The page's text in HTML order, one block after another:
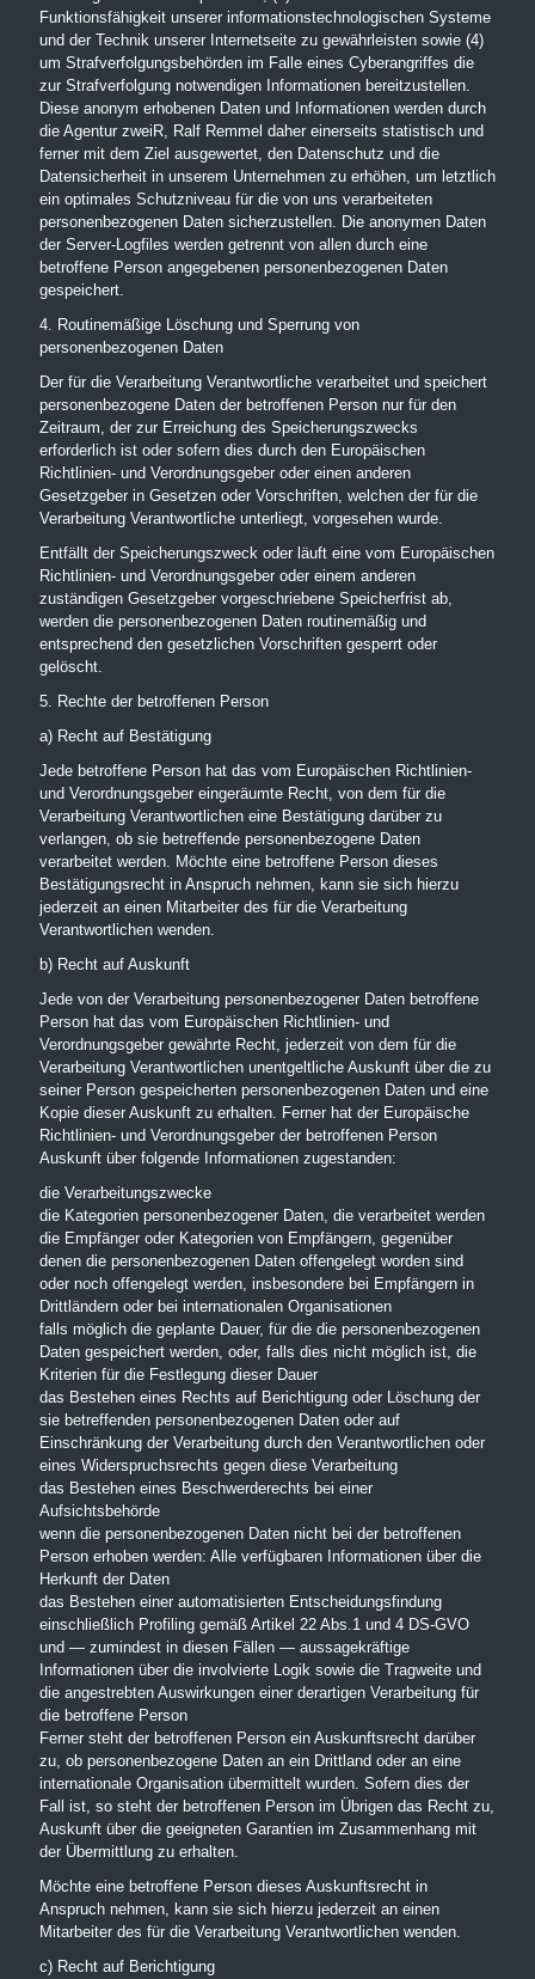
Funktionsfähigkeit unserer informationstechnologischen Systeme
und der Technik unserer Internetseite zu gewährleisten sowie (4)
um Strafverfolgungsbehörden im Falle eines Cyberangriffes die
zur Strafverfolgung notwendigen Informationen bereitzustellen.
Diese anonym erhobenen Daten und Informationen werden durch
die Agentur zweiR, Ralf Remmel daher einerseits statistisch und
ferner mit dem Ziel ausgewertet, den Datenschutz und die
Datensicherheit in unserem Unternehmen zu erhöhen, um letztlich
ein optimales Schutzniveau für die von uns verarbeiteten
personenbezogenen Daten sicherzustellen. Die anonymen Daten
der Server-Logfiles werden getrennt von allen durch eine
betroffene Person angegebenen personenbezogenen Daten
gespeichert.
4. Routinemäßige Löschung und Sperrung von
personenbezogenen Daten
Der für die Verarbeitung Verantwortliche verarbeitet und speichert
personenbezogene Daten der betroffenen Person nur für den
Zeitraum, der zur Erreichung des Speicherungszwecks
erforderlich ist oder sofern dies durch den Europäischen
Richtlinien- und Verordnungsgeber oder einen anderen
Gesetzgeber in Gesetzen oder Vorschriften, welchen der für die
Verarbeitung Verantwortliche unterliegt, vorgesehen wurde.
Entfällt der Speicherungszweck oder läuft eine vom Europäischen
Richtlinien- und Verordnungsgeber oder einem anderen
zuständigen Gesetzgeber vorgeschriebene Speicherfrist ab,
werden die personenbezogenen Daten routinemäßig und
entsprechend den gesetzlichen Vorschriften gesperrt oder
gelöscht.
5. Rechte der betroffenen Person
a) Recht auf Bestätigung
Jede betroffene Person hat das vom Europäischen Richtlinien-
und Verordnungsgeber eingeräumte Recht, von dem für die
Verarbeitung Verantwortlichen eine Bestätigung darüber zu
verlangen, ob sie betreffende personenbezogene Daten
verarbeitet werden. Möchte eine betroffene Person dieses
Bestätigungsrecht in Anspruch nehmen, kann sie sich hierzu
jederzeit an einen Mitarbeiter des für die Verarbeitung
Verantwortlichen wenden.
b) Recht auf Auskunft
Jede von der Verarbeitung personenbezogener Daten betroffene
Person hat das vom Europäischen Richtlinien- und
Verordnungsgeber gewährte Recht, jederzeit von dem für die
Verarbeitung Verantwortlichen unentgeltliche Auskunft über die zu
seiner Person gespeicherten personenbezogenen Daten und eine
Kopie dieser Auskunft zu erhalten. Ferner hat der Europäische
Richtlinien- und Verordnungsgeber der betroffenen Person
Auskunft über folgende Informationen zugestanden:
die Verarbeitungszwecke
die Kategorien personenbezogener Daten, die verarbeitet werden
die Empfänger oder Kategorien von Empfängern, gegenüber
denen die personenbezogenen Daten offengelegt worden sind
oder noch offengelegt werden, insbesondere bei Empfängern in
Drittländern oder bei internationalen Organisationen
falls möglich die geplante Dauer, für die die personenbezogenen
Daten gespeichert werden, oder, falls dies nicht möglich ist, die
Kriterien für die Festlegung dieser Dauer
das Bestehen eines Rechts auf Berichtigung oder Löschung der
sie betreffenden personenbezogenen Daten oder auf
Einschränkung der Verarbeitung durch den Verantwortlichen oder
eines Widerspruchsrechts gegen diese Verarbeitung
das Bestehen eines Beschwerderechts bei einer
Aufsichtsbehörde
wenn die personenbezogenen Daten nicht bei der betroffenen
Person erhoben werden: Alle verfügbaren Informationen über die
Herkunft der Daten
das Bestehen einer automatisierten Entscheidungsfindung
einschließlich Profiling gemäß Artikel 22 Abs.1 und 4 DS-GVO
und — zumindest in diesen Fällen — aussagekräftige
Informationen über die involvierte Logik sowie die Tragweite und
die angestrebten Auswirkungen einer derartigen Verarbeitung für
die betroffene Person
Ferner steht der betroffenen Person ein Auskunftsrecht darüber
zu, ob personenbezogene Daten an ein Drittland oder an eine
internationale Organisation übermittelt wurden. Sofern dies der
Fall ist, so steht der betroffenen Person im Übrigen das Recht zu,
Auskunft über die geeigneten Garantien im Zusammenhang mit
der Übermittlung zu erhalten.
Möchte eine betroffene Person dieses Auskunftsrecht in
Anspruch nehmen, kann sie sich hierzu jederzeit an einen
Mitarbeiter des für die Verarbeitung Verantwortlichen wenden.
c) Recht auf Berichtigung